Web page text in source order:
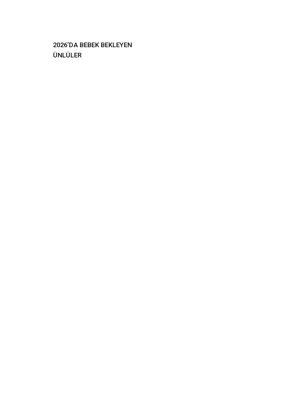
2026’DA BEBEK BEKLEYEN
ÜNLÜLER